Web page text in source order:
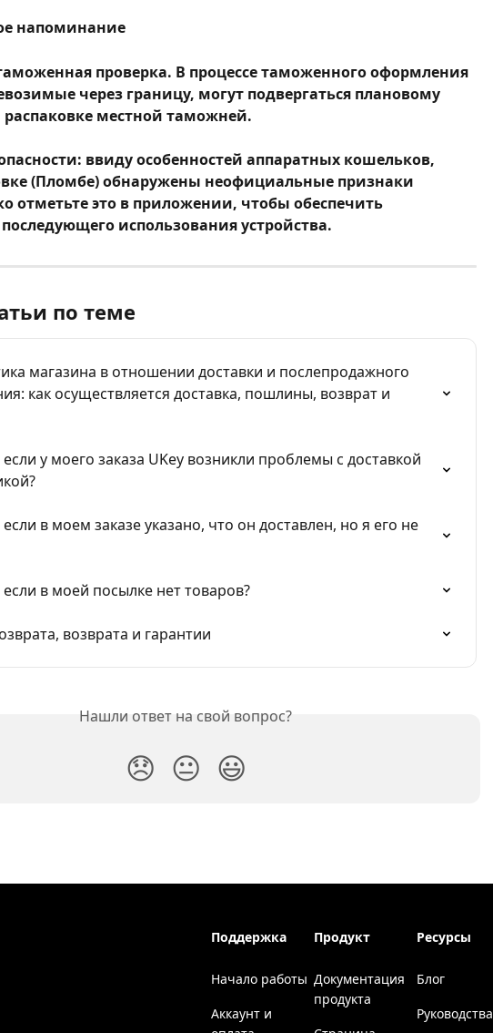
напоминание
проверка. В процессе таможенного оформления
через границу, могут подвергаться плановому
местной таможней.
ввиду особенностей аппаратных кошельков,
(Пломбе) обнаружены неофициальные признаки
отметьте это в приложении, чтобы обеспечить
использования устройства.
по теме
магазина в отношении доставки и послепродажного
как осуществляется доставка, пошлины, возврат и
у моего заказа UKey возникли проблемы с доставкой
в моем заказе указано, что он доставлен, но я его не
если в моей посылке нет товаров?
возврата и гарантии
Нашли ответ на свой вопрос?
😞 😐 😃
Поддержка
Начало работы
Аккаунт и
Продукт
Документация
продукта
Ресурсы
Блог
Руководства